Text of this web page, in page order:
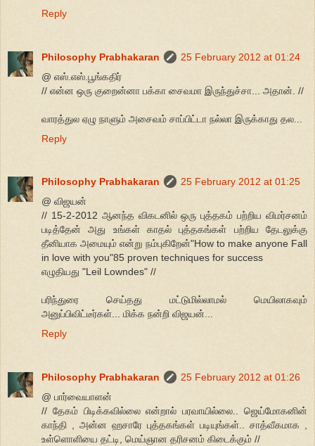
Reply
Philosophy Prabhakaran
25 February 2012 at 01:24
@ எஸ்.எஸ்.பூங்கதிர்
// என்ன ஒரு குறைன்னா பக்கா சைவமா இருந்துச்சா... அதான். //
வாரத்துல ஏழு நாளும் அசைவம் சாப்பிட்டா நல்லா இருக்காது தல...
Reply
Philosophy Prabhakaran
25 February 2012 at 01:25
@ விஜயன்
// 15-2-2012 ஆனந்த விகடனில் ஒரு புத்தகம் பற்றிய விமர்சனம்
படித்தேன் அது உங்கள் காதல் புத்தகங்கள் பற்றிய தேடலுக்கு
தீனியாக அமையும் என்று நம்புகிறேன்"How to make anyone Fall
in love with you"85 proven techniques for success
எழுதியது "Leil Lowndes" //
பரிந்துரை செய்தது மட்டுமில்லாமல் மெயிலாகவும்
அனுப்பிவிட்டீர்கள்... மிக்க நன்றி விஜயன்...
Reply
Philosophy Prabhakaran
25 February 2012 at 01:26
@ பார்வையாளன்
// தேகம் பிடிக்கவில்லை என்றால் பரவாயில்லை.. ஜெய்மோகனின்
காந்தி , அன்ன ஹசாரே புத்தகங்கள் படியுங்கள்.. சாத்வீகமாக ,
உள்ளொளியை தட்டி, மெய்ஞான தரிசனம் கிடைக்கும் //